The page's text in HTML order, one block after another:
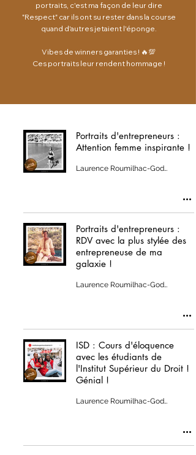
portraits, c'est ma façon de leur dire
"Respect" car ils ont su rester dans la course
quand d'autres jetaient l'éponge.
Vibes de winners garanties ! 🔥💯
Ces portraits leur rendent hommage !
Portraits d'entrepreneurs :
Attention femme inspirante !
Laurence Roumilhac-Godillot
Portraits d'entrepreneurs :
RDV avec la plus stylée des
entrepreneuse de ma
galaxie !
Laurence Roumilhac-Godillot
ISD : Cours d'éloquence
avec les étudiants de
l'Institut Supérieur du Droit !
Génial !
Laurence Roumilhac-Godillot